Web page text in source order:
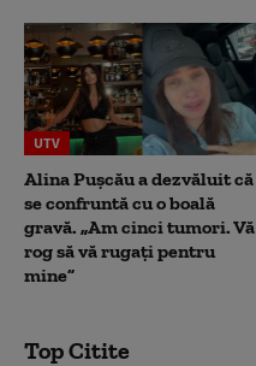
UTV
Alina Pușcău a dezvăluit că
se confruntă cu o boală
gravă. „Am cinci tumori. Vă
rog să vă rugați pentru
mine”
Top Citite